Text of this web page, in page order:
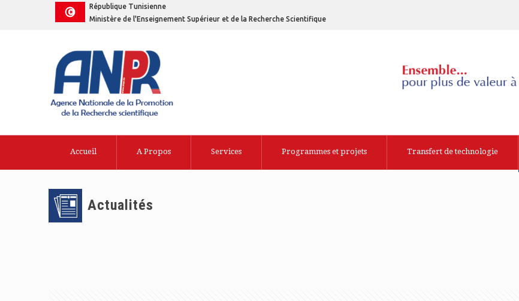
République Tunisienne
Ministère de l'Enseignement Supérieur et de la Recherche Scientifique
Accueil A Propos Services Programmes et projets Transfert de technologie
Actualités